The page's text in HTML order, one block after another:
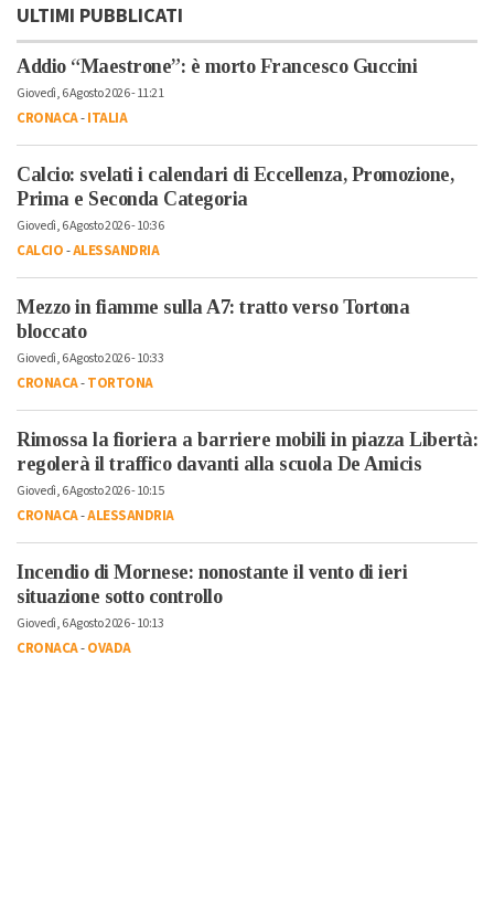
ULTIMI PUBBLICATI
Addio “Maestrone”: è morto Francesco Guccini
Giovedì, 6 Agosto 2026 - 11:21
CRONACA-ITALIA
Calcio: svelati i calendari di Eccellenza, Promozione,
Prima e Seconda Categoria
Giovedì, 6 Agosto 2026 - 10:36
CALCIO-ALESSANDRIA
Mezzo in fiamme sulla A7: tratto verso Tortona
bloccato
Giovedì, 6 Agosto 2026 - 10:33
CRONACA-TORTONA
Rimossa la fioriera a barriere mobili in piazza Libertà:
regolerà il traffico davanti alla scuola De Amicis
Giovedì, 6 Agosto 2026 - 10:15
CRONACA-ALESSANDRIA
Incendio di Mornese: nonostante il vento di ieri
situazione sotto controllo
Giovedì, 6 Agosto 2026 - 10:13
CRONACA-OVADA